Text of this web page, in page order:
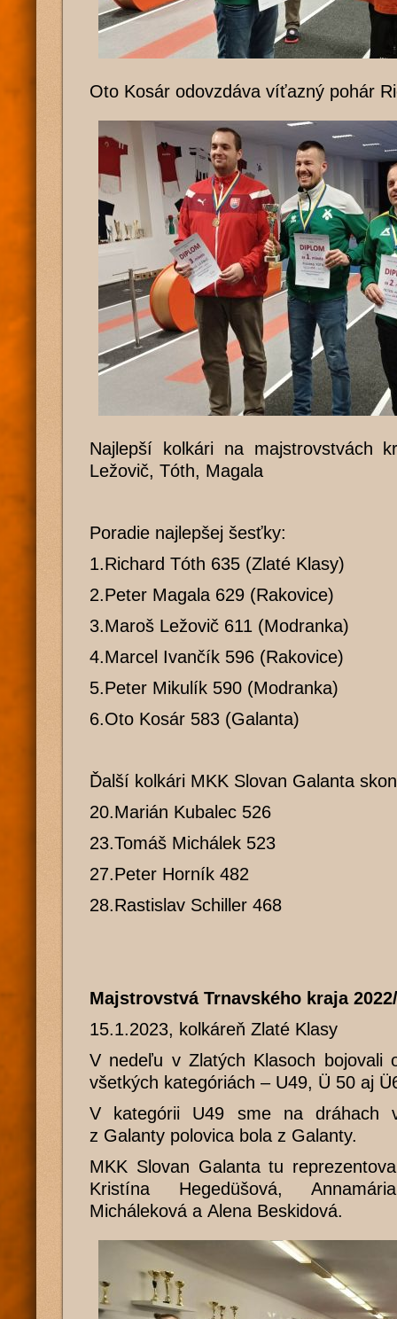
Oto Kosár odovzdáva víťazný pohár
Najlepší kolkári na majstrovstvách
Ležovič, Tóth, Magala
Poradie najlepšej šesťky:
1.Richard Tóth 635 (Zlaté Klasy)
2.Peter Magala 629 (Rakovice)
3.Maroš Ležovič 611 (Modranka)
4.Marcel Ivančík 596 (Rakovice)
5.Peter Mikulík 590 (Modranka)
6.Oto Kosár 583 (Galanta)
Ďalší kolkári MKK Slovan Galanta
20.Marián Kubalec 526
23.Tomáš Michálek 523
27.Peter Horník 482
28.Rastislav Schiller 468
Majstrovstvá Trnavského kraja
15.1.2023, kolkáreň Zlaté Klasy
V nedeľu v Zlatých Klasoch bojovali
všetkých kategóriách – U49, Ü 50 aj
V kategórii U49 sme na dráhach
z Galanty polovica bola z Galanty.
MKK Slovan Galanta tu
Kristína Hegedüšová,
Micháleková a Alena Beskidová.